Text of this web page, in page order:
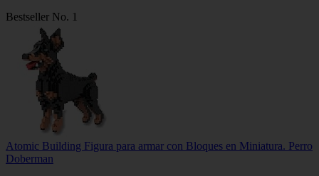
Bestseller No. 1
Atomic Building Figura para armar con Bloques en Miniatura. Perro
Doberman